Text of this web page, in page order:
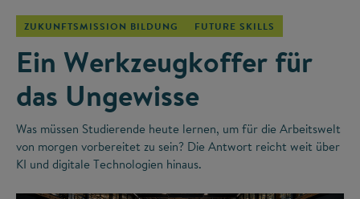
ZUKUNFTSMISSION BILDUNG FUTURE SKILLS
Ein Werkzeugkoffer für
das Ungewisse
Was müssen Studierende heute lernen, um für die Arbeitswelt
von morgen vorbereitet zu sein? Die Antwort reicht weit über
KI und digitale Technologien hinaus.